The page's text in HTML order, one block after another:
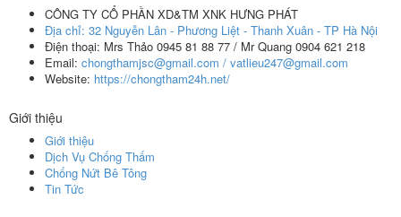
CÔNG TY CỔ PHẦN XD&TM XNK HƯNG PHÁT
Địa chỉ: 32 Nguyễn Lân - Phương Liệt - Thanh Xuân - TP Hà Nội
Điện thoại: Mrs Thảo 0945 81 88 77 / Mr Quang 0904 621 218
Email: chongthamjsc@gmail.com / vatlieu247@gmail.com
Website: https://chongtham24h.net/
Giới thiệu
Giới thiệu
Dịch Vụ Chống Thấm
Chống Nứt Bê Tông
Tin Tức